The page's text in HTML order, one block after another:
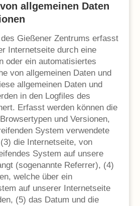
allgemeinen Daten
Gießener Zentrums erfasst
Internetseite durch eine
oder ein automatisiertes
von allgemeinen Daten und
allgemeinen Daten und
in den Logfiles des
Erfasst werden können die
und Versionen,
System verwendete
die Internetseite, von
System auf unsere
(sogenannte Referrer), (4)
welche über ein
auf unserer Internetseite
(5) das Datum und die